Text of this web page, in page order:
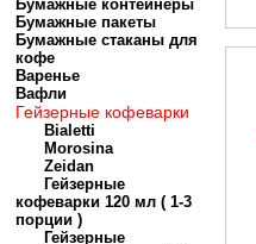
Бумажные контейнеры
Бумажные пакеты
Бумажные стаканы для
кофе
Варенье
Вафли
Гейзерные кофеварки
Bialetti
Morosina
Zeidan
Гейзерные
кофеварки 120 мл ( 1-3
порции )
Гейзерные